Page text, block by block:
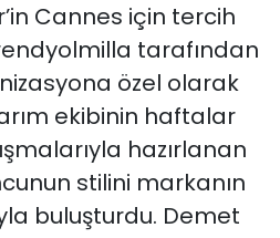
Cannes için tercih
tarafından
özel olarak
ekibinin haftalar
hazırlanan
stilini markanın
buluşturdu. Demet